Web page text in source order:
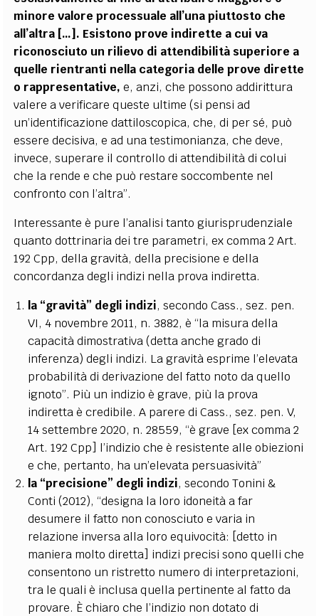
minore valore processuale all’una piuttosto che
all’altra […]. Esistono prove indirette a cui va
riconosciuto un rilievo di attendibilità superiore a
quelle rientranti nella categoria delle prove dirette
o rappresentative, e, anzi, che possono addirittura
valere a verificare queste ultime (si pensi ad
un’identificazione dattiloscopica, che, di per sé, può
essere decisiva, e ad una testimonianza, che deve,
invece, superare il controllo di attendibilità di colui
che la rende e che può restare soccombente nel
confronto con l’altra”.
Interessante è pure l’analisi tanto giurisprudenziale
quanto dottrinaria dei tre parametri, ex comma 2 Art.
192 Cpp, della gravità, della precisione e della
concordanza degli indizi nella prova indiretta.
la “gravità” degli indizi, secondo Cass., sez. pen.
VI, 4 novembre 2011, n. 3882, è “la misura della
capacità dimostrativa (detta anche grado di
inferenza) degli indizi. La gravità esprime l’elevata
probabilità di derivazione del fatto noto da quello
ignoto”. Più un indizio è grave, più la prova
indiretta è credibile. A parere di Cass., sez. pen. V,
14 settembre 2020, n. 28559, “è grave [ex comma 2
Art. 192 Cpp] l’indizio che è resistente alle obiezioni
e che, pertanto, ha un’elevata persuasività”
la “precisione” degli indizi, secondo Tonini &
Conti (2012), “designa la loro idoneità a far
desumere il fatto non conosciuto e varia in
relazione inversa alla loro equivocità: [detto in
maniera molto diretta] indizi precisi sono quelli che
consentono un ristretto numero di interpretazioni,
tra le quali è inclusa quella pertinente al fatto da
provare. È chiaro che l’indizio non dotato di